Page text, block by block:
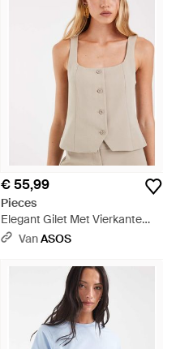
€ 55,99
Pieces
Elegant Gilet Met Vierkante
Hals - Naturel
VanASOS